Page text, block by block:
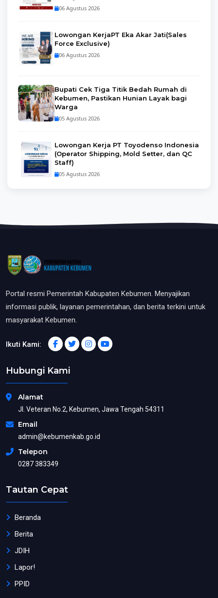
06 Agustus 2026
Lowongan KerjaPT Eka Akar Jati(Sales
Force Exclusive)
06 Agustus 2026
Bupati Cek Tiga Titik Bedah Rumah di
Kebumen, Pastikan Hunian Layak bagi
Warga
05 Agustus 2026
Lowongan Kerja PT Toyodenso Indonesia
(Operator Shipping, Mold Setter, dan QC
Staff)
05 Agustus 2026
Portal resmi Pemerintah Kabupaten Kebumen. Menyajikan
informasi publik, layanan pemerintahan, dan berita terkini untuk
masyarakat Kebumen.
Ikuti Kami:
Hubungi Kami
Alamat
Jl. Veteran No.2, Kebumen, Jawa Tengah 54311
Email
admin@kebumenkab.go.id
Telepon
0287 383349
Tautan Cepat
Beranda
Berita
JDIH
Lapor!
PPID